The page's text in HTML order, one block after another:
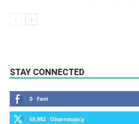
STAY CONNECTED
0 Fani
65,982 Obserwujący